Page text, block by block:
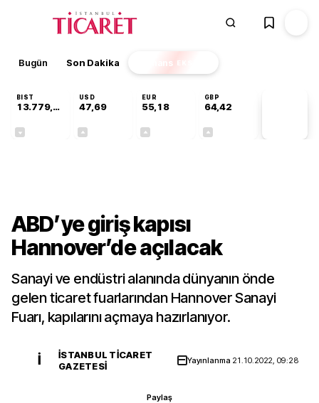
Bugün Son Dakika Finans EKSTRA
BIST
13.779,39
USD
47,69
EUR
55,18
GBP
64,42
ABD’ye giriş kapısı
Hannover’de açılacak
Sanayi ve endüstri alanında dünyanın önde
gelen ticaret fuarlarından Hannover Sanayi
Fuarı, kapılarını açmaya hazırlanıyor.
İ
İSTANBUL TICARET
GAZETESI
Yayınlanma 21.10.2022, 09:28
Paylaş